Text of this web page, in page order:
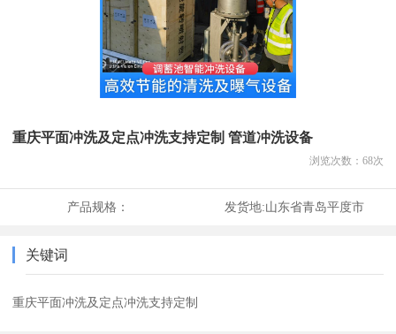
重庆平面冲洗及定点冲洗支持定制 管道冲洗设备
浏览次数： 68次
产品规格： 发货地:山东省青岛平度市
关键词
重庆平面冲洗及定点冲洗支持定制